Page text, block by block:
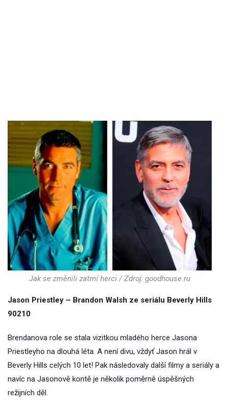
Jak se změnili zatmí herci / Zdroj: goodhouse.ru
Jason Priestley – Brandon Walsh ze seriálu Beverly Hills
90210
Brendanova role se stala vizitkou mladého herce Jasona
Priestleyho na dlouhá léta. A není divu, vždyť Jason hrál v
Beverly Hills celých 10 let! Pak následovaly další filmy a seriály a
navíc na Jasonově kontě je několik poměrně úspěšných
režijních děl.